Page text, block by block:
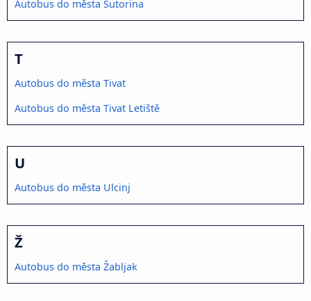
Autobus do města Sutorina
T
Autobus do města Tivat
Autobus do města Tivat Letiště
U
Autobus do města Ulcinj
Ž
Autobus do města Žabljak